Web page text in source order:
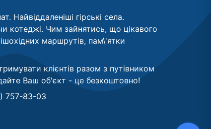
Найвіддаленіші гірські села.
котеджі. Чим зайнятись, що цікавого
маршрутів, пам\'ятки
клієнтів разом з путівником
Ваш об'єкт - це безкоштовно!
757-83-03